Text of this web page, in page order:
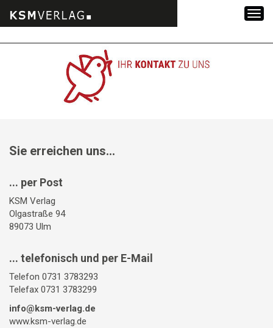
Sie erreichen uns...
... per Post
KSM Verlag
Olgastraße 94
89073 Ulm
... telefonisch und per E-Mail
Telefon 0731 3783293
Telefax 0731 3783299
info@ksm-verlag.de
www.ksm-verlag.de